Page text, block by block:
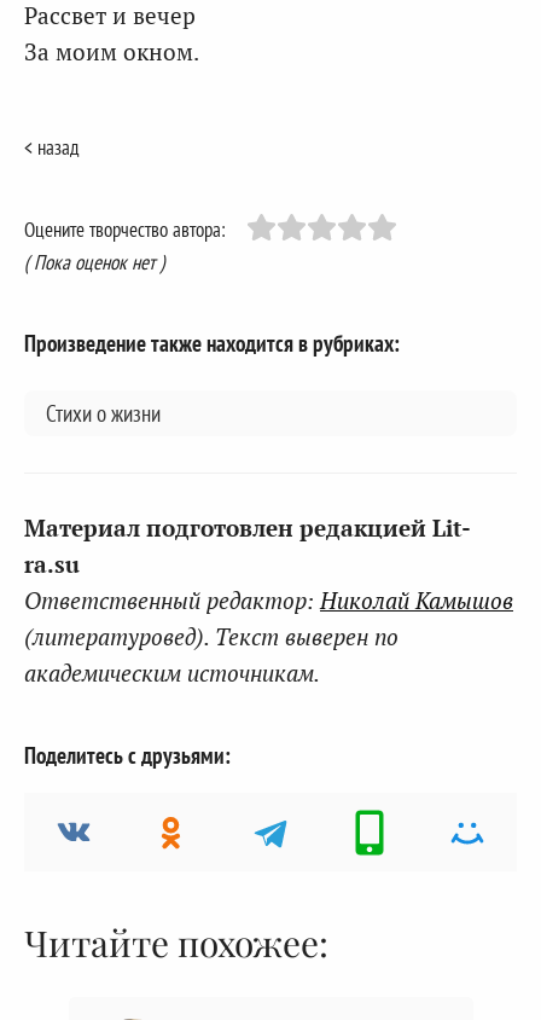
Рассвет и вечер
За моим окном.
< назад
Оцените творчество автора:
( Пока оценок нет )
Произведение также находится в рубриках:
Стихи о жизни
Материал подготовлен редакцией Lit-
ra.su
Ответственный редактор:Николай Камышов
(литературовед). Текст выверен по
академическим источникам.
Поделитесь с друзьями:
Читайте похожее: